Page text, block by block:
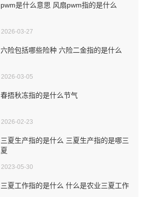
pwm是什么意思 风扇pwm指的是什么
2026-03-27
六险包括哪些险种 六险二金指的是什么
2026-03-05
春捂秋冻指的是什么节气
2026-02-23
三夏生产指的是什么 三夏生产指的是哪三
夏
2023-05-30
三夏工作指的是什么 什么是农业三夏工作